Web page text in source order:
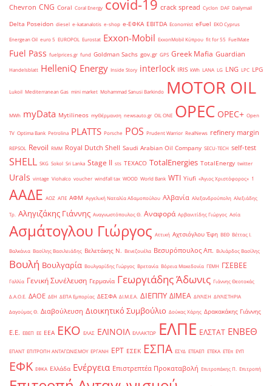
Chevron CNG Coral Coral Energy covid-19 crack spread Cyclon DAF Dailymail
Delta Poseidon diesel e-katanalotis e-shop e-ΕΦΚΑ EBITDA Economist eFuel EKO Cyprus
Energean Oil euro 5 EUROPOL Eurostat Exxon-Mobil ExxonMobil Κύπρου fit for 55 FuelMate
Fuel Pass fuelprices.gr fund Goldman Sachs gov.gr GPS Greek Mafia Guardian
Handelsblatt HelleniQ Energy Inside Story interlock IRIS kWh LANA LG LNG LPC LPG
Lukoil Mediterranean Gas mini market Mohammad Sanusi Barkindo MOTOR OIL
MWh myData Mytilineos myΘέρμανση newsauto.gr OIL ONE OPEC OPEC+ Open
TV Optima Bank Petrolina PLATTS Porsche POS Prudent Warrior RealNews refinery margin
REPSOL Revoil RMM Royal Dutch Shell Saudi Arabian Oil Company SECU-TECH self-test
SHELL SKG Sokol Sri Lanka Stage II sts TEXACO TotalEnergies TotalEnergy twitter
Urals vintage Viohalco voucher windfall tax WOOD World Bank WTI Yiufi «Άγιος Χριστόφορος» ΄1
ΑΑΔΕ ΑΟΖ ΑΠΕ ΑΦΜ Αγγελική Ναταλία Αδαμοπούλου Αλβανία Αλεξανδρούπολη Αλεξιάδης
Τρ. Αληγιζάκης Γιάννης Αναγνωστόπουλος Θ. Αναφορά Αρβανιτίδης Γιώργος Ασία
Ασμάτογλου Γιώργος Αττική Αχτσιόγλου Έφη ΒΕΘ Βέττας Ι.
Βαλκάνια Βασίλης Βασιλειάδης Βελετάκης Ν. Βενεζουέλα Βεσυρόπουλος Απ. Βιλιάρδος Βασίλης
Βουλή Βουλγαρία Βουλγαρίδης Γιώργος Βρετανία Βόρεια Μακεδονία ΓΕΜΗ ΓΣΕΒΕΕ
Γαλλία Γενική Συνέλευση Γερμανία Γεωργιάδης Άδωνις Γιάννης Θεοτοκάς
Δ.Α.Ο.Ε. ΔΑΟΕ ΔΕΗ ΔΕΠΑ Εμπορίας ΔΕΣΦΑ ΔΙ.Μ.Ε.Α. ΔΙΕΠΠΥ ΔΙΜΕΑ ΔΙΥΛΙΣΗ ΔΙΥΛΙΣΤΗΡΙΑ
Δαγούμας Θ. Διαβούλευση Διοικητικό Συμβούλιο Δούκας Χάρης Δρακακάκης Γιάννης
Ε.Ε. ΕΒΕΠ ΕΕ ΕΕΑ ΕΚΟ ΕΛΑΣ ΕΛΙΝΟΙΛ ΕΛΛΑΚΤΩΡ ΕΛΠΕ ΕΛΣΤΑΤ ΕΝΒΕΘ
ΕΠΑΝΤ ΕΠΙΤΡΟΠΗ ΑΝΤΑΓΩΝΙΣΜΟΥ ΕΡΓΑΝΗ ΕΡΤ ΕΣΕΚ ΕΣΠΑ ΕΣΥΔ ΕΤΕΑΕΠ ΕΤΕΚΑ ΕΤΕπ ΕΥΠ
ΕΦΚ ΕΦΚΑ Ελλάδα Ενέργεια Επιστρεπτέα Προκαταβολή Επιτροπάκης Π. Επιτροπή